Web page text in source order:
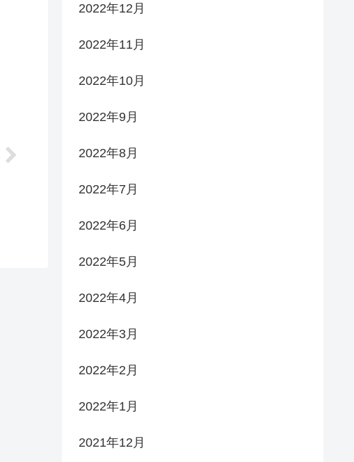
2022年12月
2022年11月
2022年10月
2022年9月
2022年8月
2022年7月
2022年6月
2022年5月
2022年4月
2022年3月
2022年2月
2022年1月
2021年12月